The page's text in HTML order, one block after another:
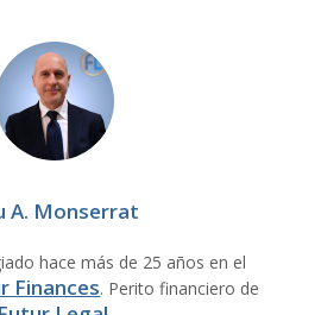
A. Monserrat
hace más de 25 años en el
Finances. Perito financiero de